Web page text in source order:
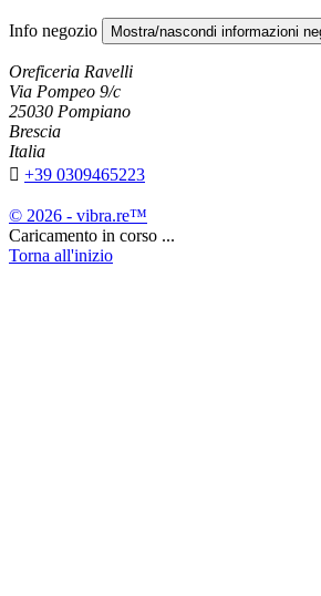
Info negozio Mostra/nascondi informazioni
Oreficeria Ravelli
Via Pompeo 9/c
25030 Pompiano
Brescia
Italia
 +39 0309465223
© 2026 - vibra.re™
Caricamento in corso ...
Torna all'inizio